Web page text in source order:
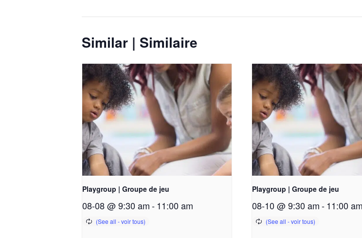
Similar | Similaire
Playgroup | Groupe de jeu
08-08 @ 9:30 am-11:00 am
Playgroup | Groupe de jeu
08-10 @ 9:30 am -11:00 am